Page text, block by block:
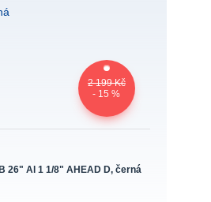
2 199 Kč
- 15 %
26" Al 1 1/8" AHEAD D, černá